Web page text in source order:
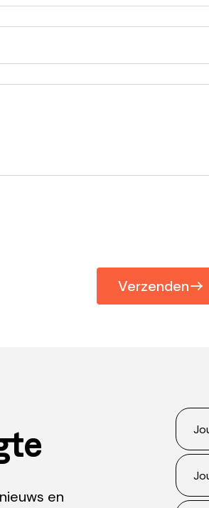
Verzenden
en
Verder winkelen
Verder